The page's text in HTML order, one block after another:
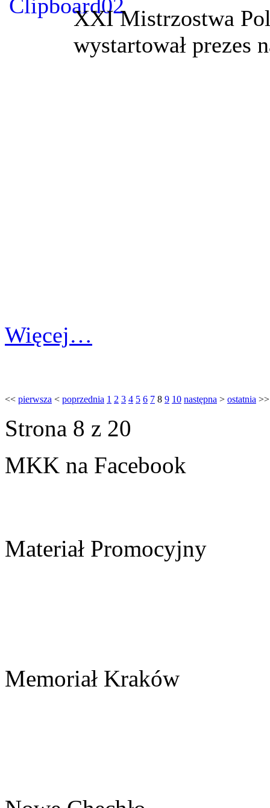
XXI Mistrzostwa
wystartował prezes
Więcej…
<< pierwsza < poprzednia 1 2 3 4 5 6 7 8 9 10 następna > ostatnia >>
Strona 8 z 20
MKK na Facebook
Materiał Promocyjny
Memoriał Kraków